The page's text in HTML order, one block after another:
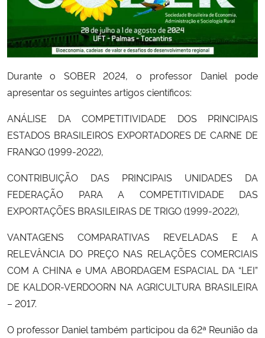
Ministério da Mulher, da Família e dos Direitos Humanos
Secretaria-Geral
Gabinete de Segurança Institucional
Advocacia-Geral da União
Planalto
Durante o SOBER 2024, o professor Daniel pode
apresentar os seguintes artigos científicos:
ANÁLISE DA COMPETITIVIDADE DOS PRINCIPAIS
ESTADOS BRASILEIROS EXPORTADORES DE CARNE DE
FRANGO (1999-2022),
CONTRIBUIÇÃO DAS PRINCIPAIS UNIDADES DA
FEDERAÇÃO PARA A COMPETITIVIDADE DAS
EXPORTAÇÕES BRASILEIRAS DE TRIGO (1999-2022),
VANTAGENS COMPARATIVAS REVELADAS E A
RELEVÂNCIA DO PREÇO NAS RELAÇÕES COMERCIAIS
COM A CHINA e UMA ABORDAGEM ESPACIAL DA “LEI”
DE KALDOR-VERDOORN NA AGRICULTURA BRASILEIRA
– 2017.
O professor Daniel também participou da 62ª Reunião da